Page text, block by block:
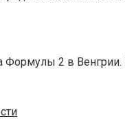
Формулы 2 в Венгрии.